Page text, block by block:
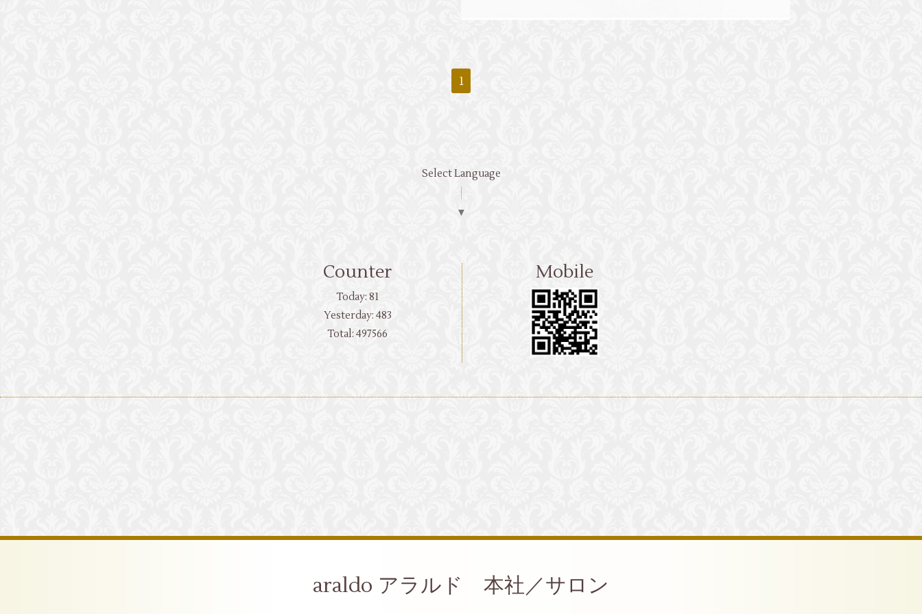
1
Select Language
▼
Counter
Today:81
Yesterday: 483
Total:497566
Mobile
araldo アラルド 本社／サロン